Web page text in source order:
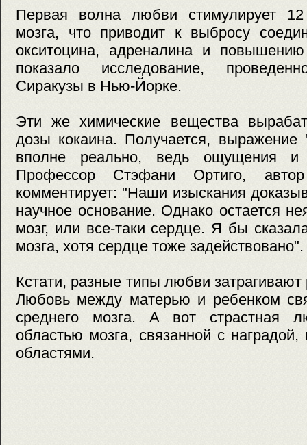
Первая волна любви стимулирует 12
мозга, что приводит к выбросу
окситоцина, адреналина и
показало исследование,
Сиракузы в Нью-Йорке.
Эти же химические вещества
дозы кокаина. Получается,
вполне реально, ведь ощущения и
Профессор Стэфани Ортиго,
комментирует: "Наши изыскания
научное основание. Однако остается
мозг, или все-таки сердце. Я бы
мозга, хотя сердце тоже задействовано".
Кстати, разные типы любви затрагивают
Любовь между матерью и ребенком
среднего мозга. А вот страстная
областью мозга, связанной с
областями.